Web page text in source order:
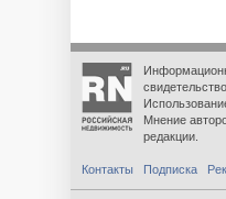
Мнение
редакции.
Контакты Подписка